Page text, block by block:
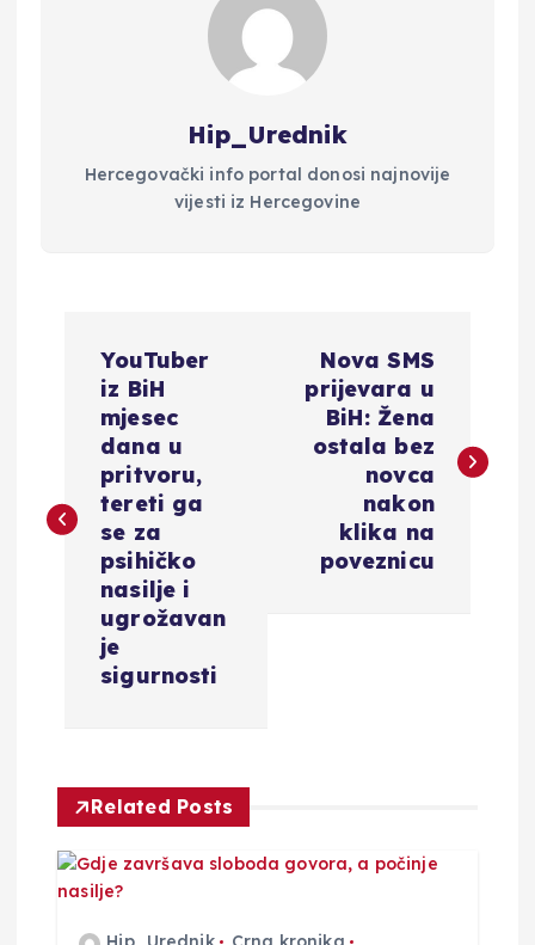
Hip_Urednik
Hercegovački info portal donosi najnovije
vijesti iz Hercegovine
i
a
YouTuber
iz BiH
mjesec
dana u
pritvoru,
tereti ga
se za
psihičko
nasilje i
ugrožavan
je
sigurnosti
Nova SMS
prijevara u
BiH: Žena
ostala bez
novca
nakon
klika na
poveznicu
Related Posts